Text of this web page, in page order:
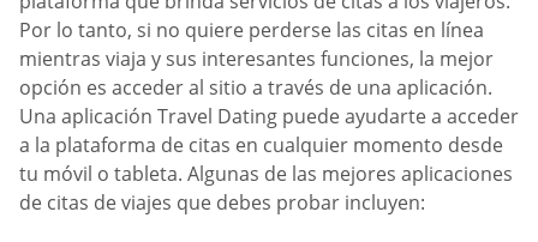
Por lo tanto, si no quiere perderse las citas en línea
mientras viaja y sus interesantes funciones, la mejor
opción es acceder al sitio a través de una aplicación.
Una aplicación Travel Dating puede ayudarte a acceder
a la plataforma de citas en cualquier momento desde
tu móvil o tableta. Algunas de las mejores aplicaciones
de citas de viajes que debes probar incluyen: